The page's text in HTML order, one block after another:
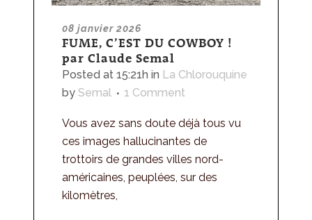
08 janvier 2026
FUME, C’EST DU COWBOY !
par Claude Semal
Posted at 15:21h in La Chlorouquine
by Semal 1 Comment
Vous avez sans doute déjà tous vu
ces images hallucinantes de
trottoirs de grandes villes nord-
américaines, peuplées, sur des
kilomètres,